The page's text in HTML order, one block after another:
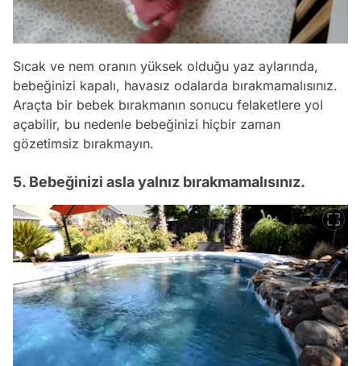
Sıcak ve nem oranın yüksek olduğu yaz aylarında,
bebeğinizi kapalı, havasız odalarda bırakmamalısınız.
Araçta bir bebek bırakmanın sonucu felaketlere yol
açabilir, bu nedenle bebeğinizi hiçbir zaman
gözetimsiz bırakmayın.
5. Bebeğinizi asla yalnız bırakmamalısınız.